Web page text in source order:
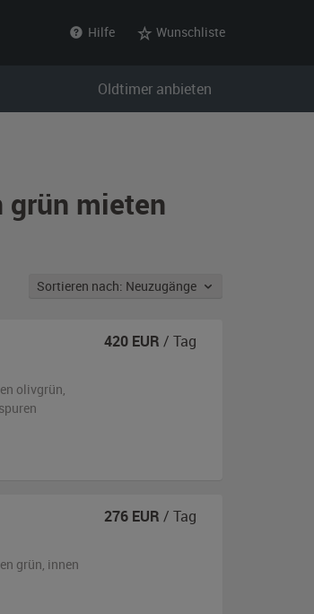
Hilfe Wunschliste
Oldtimer anbieten
grün mieten
Sortieren nach: Neuzugänge
olivgrün,
420 EUR / Tag
grün, innen
276 EUR / Tag